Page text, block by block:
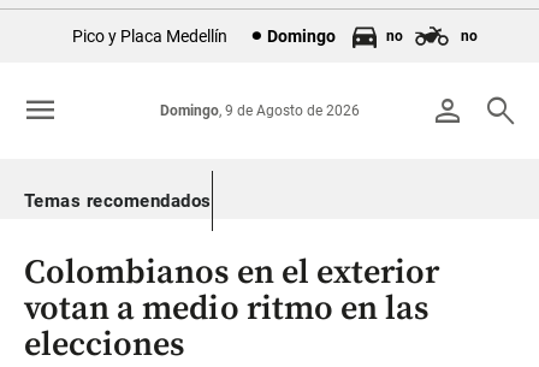
Colombia
Pico y Placa Medellín Domingo no no
person search
Domingo, 9 de Agosto de 2026
menu
Temas recomendados
Colombianos en el exterior
votan a medio ritmo en las
elecciones